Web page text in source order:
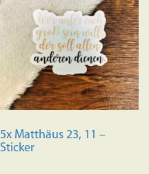
5x Matthäus 23, 11 –
Sticker